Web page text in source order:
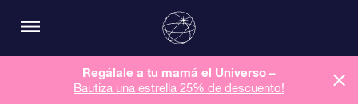
Regálale a tu mamá el Universo –
Bautiza una estrella 25% de descuento!